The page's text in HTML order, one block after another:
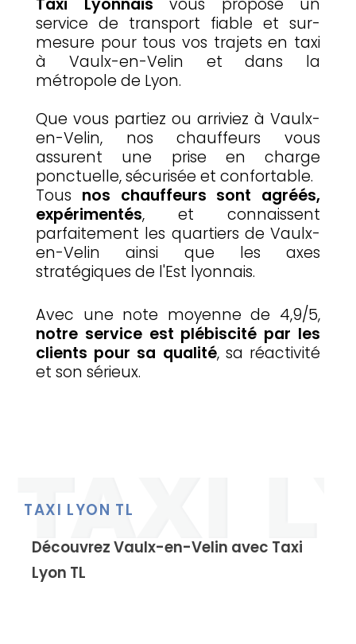
Taxi Lyonnais vous propose un
service de transport fiable et sur-
mesure pour tous vos trajets en taxi
à Vaulx-en-Velin et dans la
métropole de Lyon.
Que vous partiez ou arriviez à Vaulx-
en-Velin, nos chauffeurs vous
assurent une prise en charge
ponctuelle, sécurisée et confortable.
Tous nos chauffeurs sont agréés,
expérimentés, et connaissent
parfaitement les quartiers de Vaulx-
en-Velin ainsi que les axes
stratégiques de l'Est lyonnais.
Avec une note moyenne de 4,9/5,
notre service est plébiscité par les
clients pour sa qualité, sa réactivité
et son sérieux.
TAXI LYON TL
Découvrez Vaulx-en-Velin avec Taxi
Lyon TL